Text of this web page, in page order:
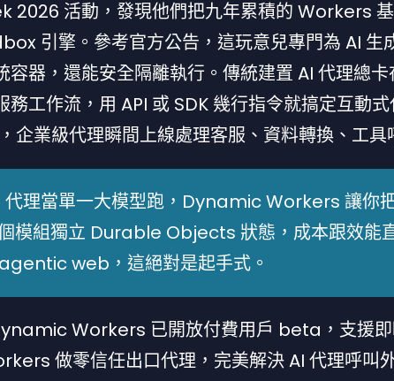
活動，發現他們把九年累積的 Workers
引擎。參考官方公告，這玩意兒專門為 AI 生
器，還能安全隔離執行。傳統建置 AI 代理總卡
工作流，用 API 或 SDK 幾行指令就搞定互動
業級代理瞬間上線處理客服、資料轉換、工具
代理當單一大模型跑，Dynamic Workers 讓你
模組獨立 Durable Objects 狀態，成本跟效能
web，這絕對是起手式。
Workers 已開放付費用戶 beta，支援即
做零信任出口代理，完美解決 AI 代理呼叫